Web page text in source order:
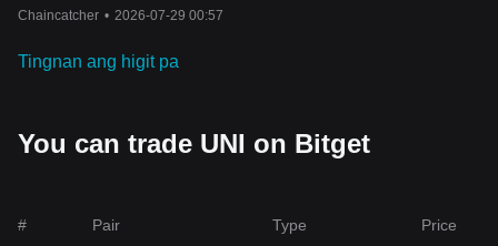
Chaincatcher • 2026-07-29 00:57
Tingnan ang higit pa
You can trade UNI on Bitget
# Pair Type Price